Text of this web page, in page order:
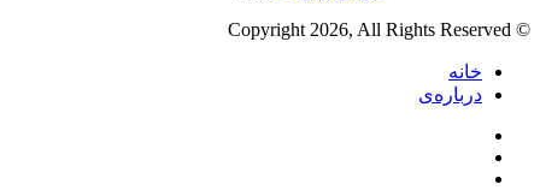
© Copyright 2026, All Rights Reserved
خانه
درباره‌ی